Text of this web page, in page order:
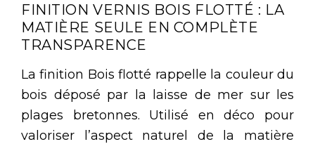
FINITION VERNIS BOIS FLOTTÉ : LA
MATIÈRE SEULE EN COMPLÈTE
TRANSPARENCE
La finition Bois flotté rappelle la couleur du
bois déposé par la laisse de mer sur les
plages bretonnes. Utilisé en déco pour
valoriser l’aspect naturel de la matière